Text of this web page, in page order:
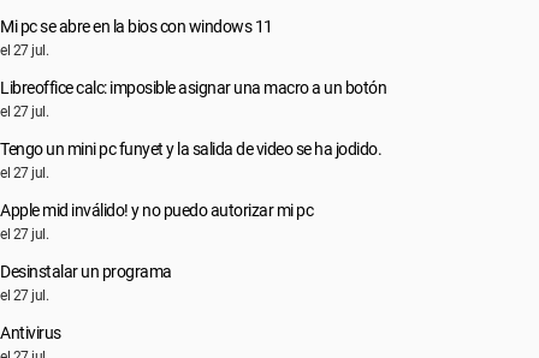
Mi pc se abre en la bios con windows 11
el 27 jul.
Libreoffice calc: imposible asignar una macro a un botón
el 27 jul.
Tengo un mini pc funyet y la salida de video se ha jodido.
el 27 jul.
Apple mid inválido! y no puedo autorizar mi pc
el 27 jul.
Desinstalar un programa
el 27 jul.
Antivirus